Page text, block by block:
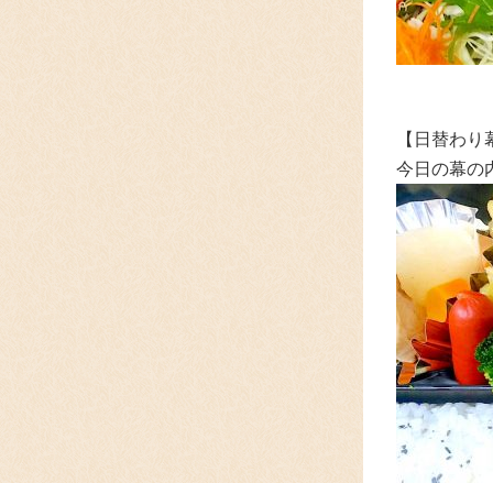
【日替わ
今日の幕の